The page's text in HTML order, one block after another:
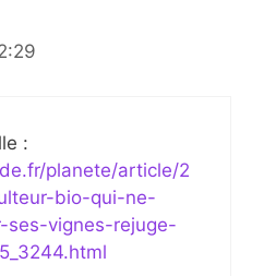
:
planete/article/2
bio-qui-ne-
vignes-rejuge-